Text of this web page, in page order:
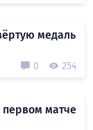
медаль
0 254
матче